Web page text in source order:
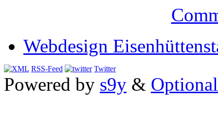
Webdesign
RSS-Feed Twitter
Powered by s9y &